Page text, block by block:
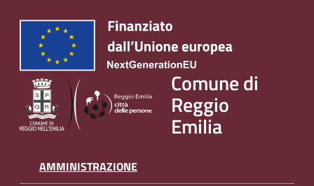
Comune di
Reggio
Emilia
AMMINISTRAZIONE